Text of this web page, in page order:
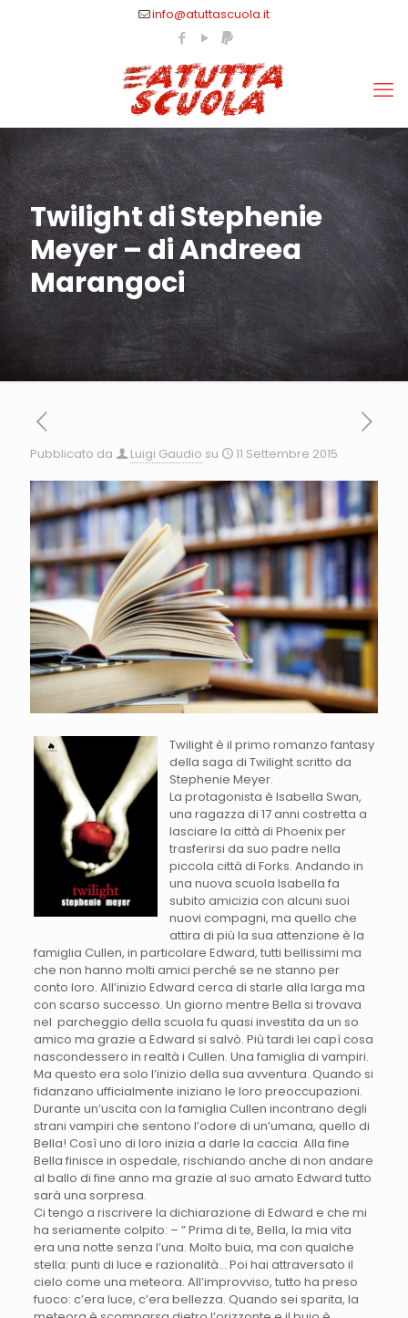
info@atuttascuola.it
Twilight di Stephenie
Meyer – di Andreea
Marangoci
Pubblicato da Luigi Gaudio su 11 Settembre 2015
Twilight è il primo romanzo fantasy
della saga di Twilight scritto da
Stephenie Meyer.
La protagonista è Isabella Swan,
una ragazza di 17 anni costretta a
lasciare la città di Phoenix per
trasferirsi da suo padre nella
piccola città di Forks. Andando in
una nuova scuola Isabella fa
subito amicizia con alcuni suoi
nuovi compagni, ma quello che
attira di più la sua attenzione è la
famiglia Cullen, in particolare Edward, tutti bellissimi ma
che non hanno molti amici perché se ne stanno per
conto loro. All’inizio Edward cerca di starle alla larga ma
con scarso successo. Un giorno mentre Bella si trovava
nel parcheggio della scuola fu quasi investita da un so
amico ma grazie a Edward si salvò. Più tardi lei capì cosa
nascondessero in realtà i Cullen. Una famiglia di vampiri.
Ma questo era solo l’inizio della sua avventura. Quando si
fidanzano ufficialmente iniziano le loro preoccupazioni.
Durante un’uscita con la famiglia Cullen incontrano degli
strani vampiri che sentono l’odore di un’umana, quello di
Bella! Così uno di loro inizia a darle la caccia. Alla fine
Bella finisce in ospedale, rischiando anche di non andare
al ballo di fine anno ma grazie al suo amato Edward tutto
sarà una sorpresa.
Ci tengo a riscrivere la dichiarazione di Edward e che mi
ha seriamente colpito: – ” Prima di te, Bella, la mia vita
era una notte senza l’una. Molto buia, ma con qualche
stella: punti di luce e razionalità… Poi hai attraversato il
cielo come una meteora. All’improvviso, tutto ha preso
fuoco: c’era luce, c’era bellezza. Quando sei sparita, la